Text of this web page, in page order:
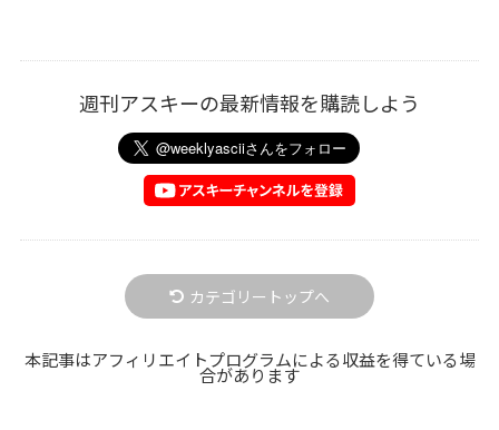
週刊アスキーの最新情報を購読しよう
カテゴリートップへ
本記事はアフィリエイトプログラムによる収益を得ている場
合があります